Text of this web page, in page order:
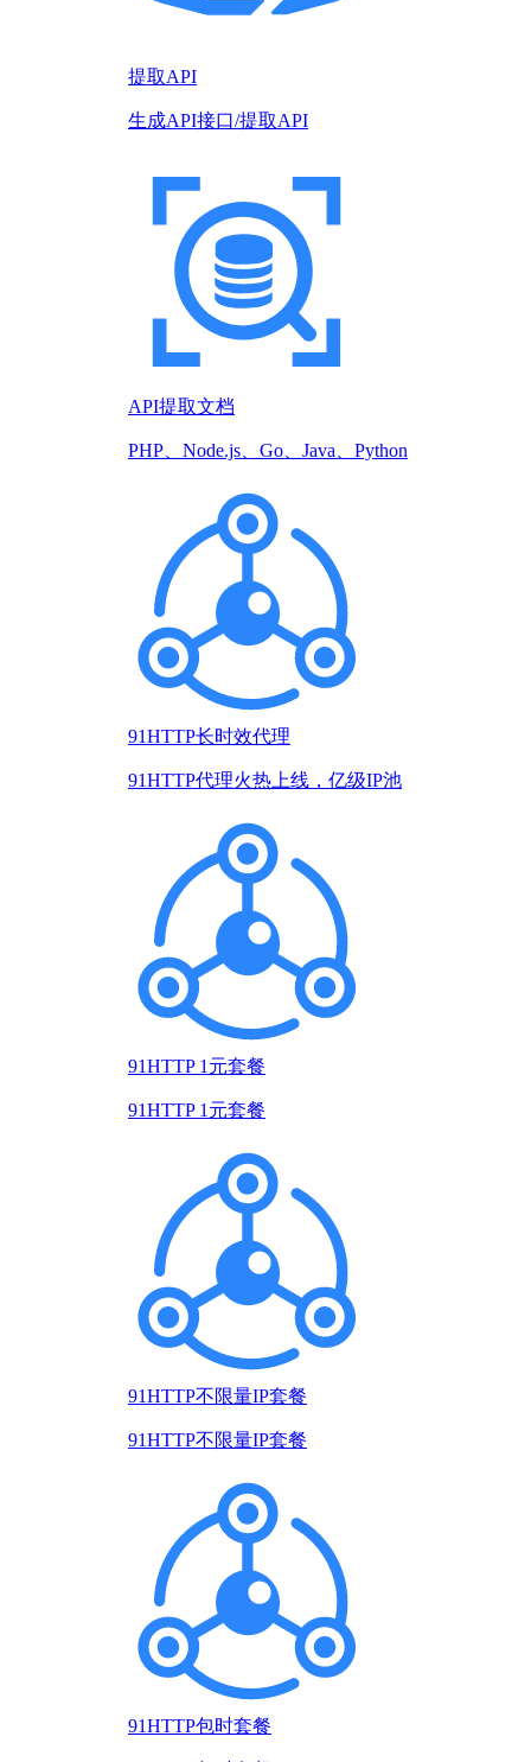
提取API
生成API接口/提取API
API提取文档
PHP、Node.js、Go、Java、Python
91HTTP长时效代理
91HTTP代理火热上线，亿级IP池
91HTTP 1元套餐
91HTTP 1元套餐
91HTTP不限量IP套餐
91HTTP不限量IP套餐
91HTTP包时套餐